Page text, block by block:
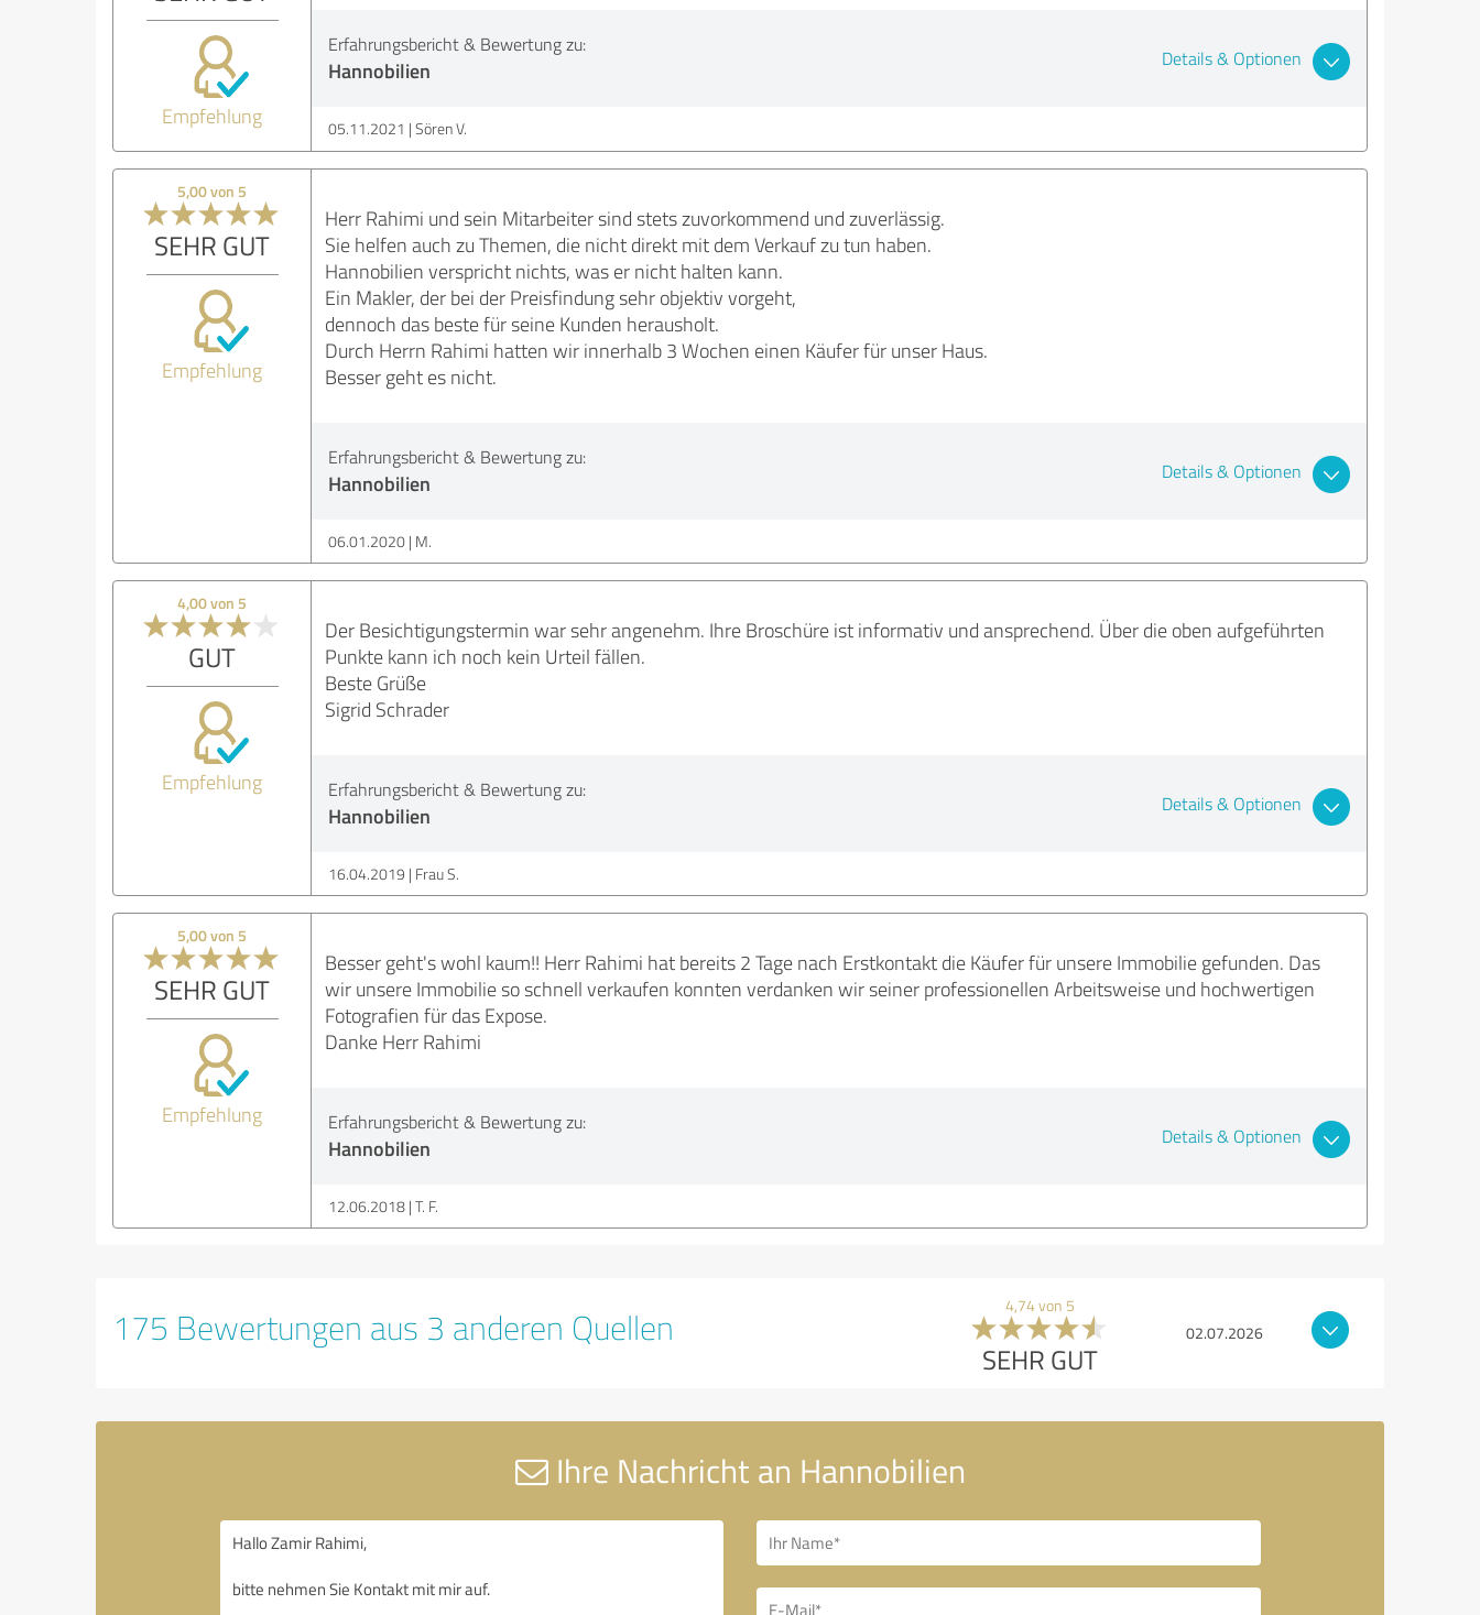
Empfehlung
Erfahrungsbericht & Bewertung zu:
Hannobilien Details & Optionen
05.11.2021 Sören V.
5,00 von 5
SEHR GUT
Empfehlung
Herr Rahimi und sein Mitarbeiter sind stets zuvorkommend und zuverlässig.
Sie helfen auch zu Themen, die nicht direkt mit dem Verkauf zu tun haben.
Hannobilien verspricht nichts, was er nicht halten kann.
Ein Makler, der bei der Preisfindung sehr objektiv vorgeht,
dennoch das beste für seine Kunden herausholt.
Durch Herrn Rahimi hatten wir innerhalb 3 Wochen einen Käufer für unser Haus.
Besser geht es nicht.
Erfahrungsbericht & Bewertung zu:
Hannobilien Details & Optionen
06.01.2020 M.
4,00 von 5
GUT
Empfehlung
Der Besichtigungstermin war sehr angenehm. Ihre Broschüre ist informativ und ansprechend. Über die oben aufgeführten
Punkte kann ich noch kein Urteil fällen.
Beste Grüße
Sigrid Schrader
Erfahrungsbericht & Bewertung zu:
Hannobilien Details & Optionen
16.04.2019 Frau S.
5,00 von 5
SEHR GUT
Empfehlung
Besser geht's wohl kaum!! Herr Rahimi hat bereits 2 Tage nach Erstkontakt die Käufer für unsere Immobilie gefunden. Das
wir unsere Immobilie so schnell verkaufen konnten verdanken wir seiner professionellen Arbeitsweise und hochwertigen
Fotografien für das Expose.
Danke Herr Rahimi
Erfahrungsbericht & Bewertung zu:
Hannobilien Details & Optionen
12.06.2018 T. F.
175 Bewertungen aus 3 anderen Quellen 4,74 von 5
SEHR GUT
02.07.2026
Ihre Nachricht an Hannobilien